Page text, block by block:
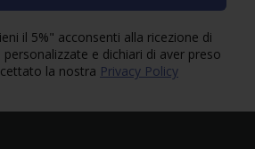
il 5%" acconsenti alla ricezione di
e dichiari di aver preso
la nostra Privacy Policy